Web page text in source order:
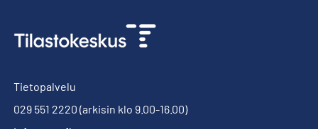
Tietopalvelu
029 551 2220 (arkisin klo 9.00-16.00)